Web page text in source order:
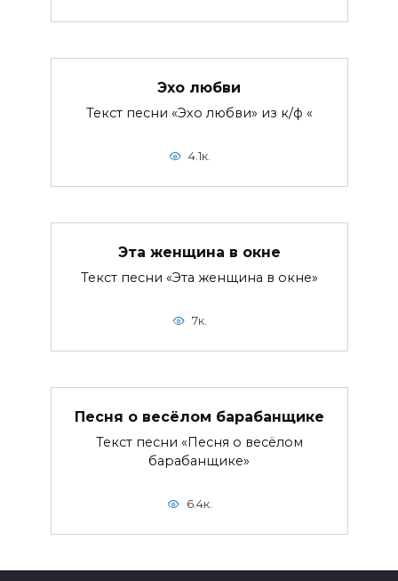
Эхо любви
Текст песни «Эхо любви» из к/ф «
4.1к.
Эта женщина в окне
Текст песни «Эта женщина в окне»
7к.
Песня о весёлом барабанщике
Текст песни «Песня о весёлом
барабанщике»
6.4к.